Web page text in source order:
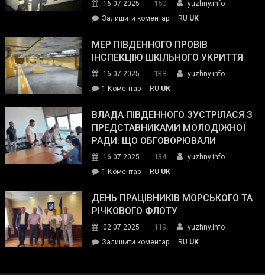
силових
та
органів:
«Наш
спільний
окупанти.
Маємо
діяти
команда
16.07.2025 150
yuzhny.info
Залишити коментарon
ДСНС
власноруч
пожежу
у
RU UK
МЕР ПІВДЕННОГО ПРОВІВ
ІНСПЕКЦІЮ ШКІЛЬНОГО УКРИТТЯ
16.07.2025 138
yuzhny.info
1 Коментардо
Південного
провів
інспекцію
укриття
RU UK
ВЛАДА ПІВДЕННОГО ЗУСТРІЛАСЯ З
ПРЕДСТАВНИКАМИ МОЛОДІЖНОЇ
РАДИ: ЩО ОБГОВОРЮВАЛИ
16.07.2025 134
yuzhny.info
1 Коментардо
Південного
зустрілася
представниками
молодіжної
RU UK
ДЕНЬ ПРАЦІВНИКІВ МОРСЬКОГО ТА
РІЧКОВОГО ФЛОТУ
02.07.2025 119
yuzhny.info
Залишити коментарon
RU UK